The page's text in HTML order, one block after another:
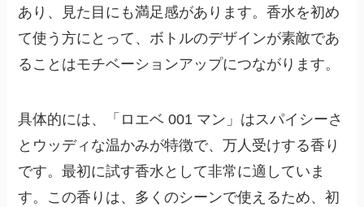
あり、見た目にも満足感があります。香水を初め
て使う方にとって、ボトルのデザインが素敵であ
ることはモチベーションアップにつながります。
具体的には、「ロエベ 001 マン」はスパイシーさ
とウッディな温かみが特徴で、万人受けする香り
です。最初に試す香水として非常に適していま
す。この香りは、多くのシーンで使えるため、初